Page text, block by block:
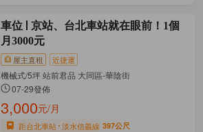
車位
京站、台北車站就在眼前！1個
月3000元
屋主直租 近捷運
機械式/5坪 站前君品 大同區-華陰街
07-29發佈
3,000元/月
距台北車站 淡水信義線 397公尺